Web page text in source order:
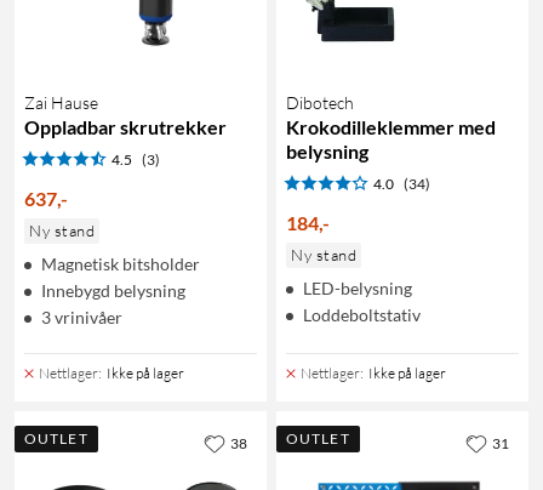
Zai Hause
Oppladbar skrutrekker
4.5 (3)
637,-
Ny stand
Magnetisk bitsholder
Innebygd belysning
3 vrinivåer
Nettlager: Ikke på lager
Dibotech
Krokodilleklemmer med
belysning
4.0 (34)
184,-
Ny stand
LED-belysning
Loddeboltstativ
Nettlager: Ikke på lager
OUTLET 38 OUTLET 31